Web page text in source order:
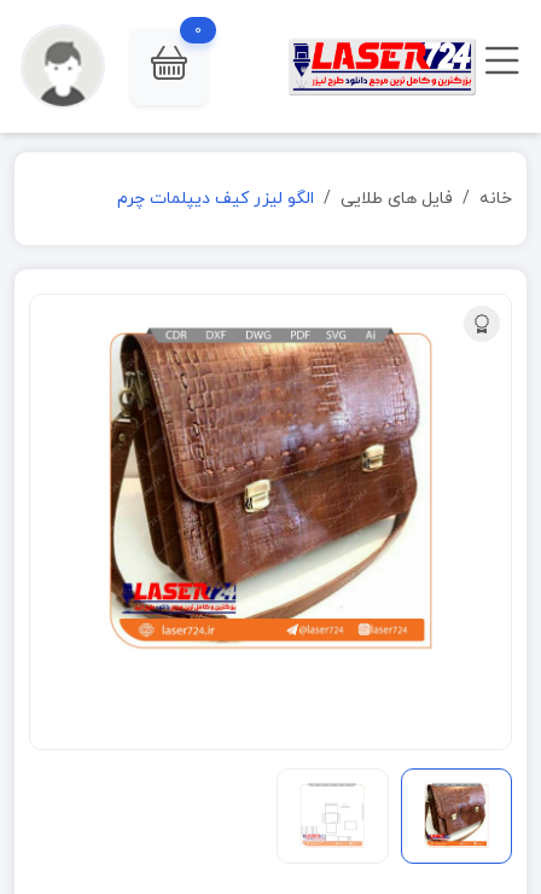
0
خانه فایل های طلایی الگو لیزر کیف دیپلمات چرم